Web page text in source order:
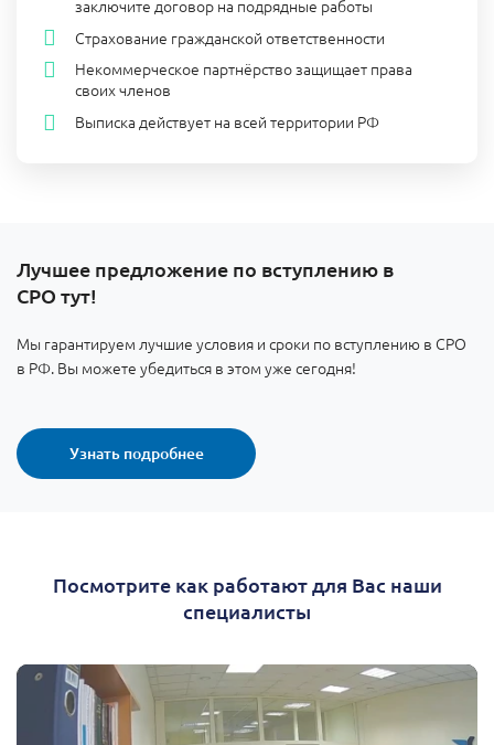
заключите договор на подрядные работы
Страхование гражданской ответственности
Некоммерческое партнёрство защищает права
своих членов
Выписка действует на всей территории РФ
Лучшее предложение по вступлению в
СРО тут!
Мы гарантируем лучшие условия и сроки по вступлению в СРО
в РФ. Вы можете убедиться в этом уже сегодня!
Узнать подробнее
Посмотрите как работают для Вас наши
специалисты